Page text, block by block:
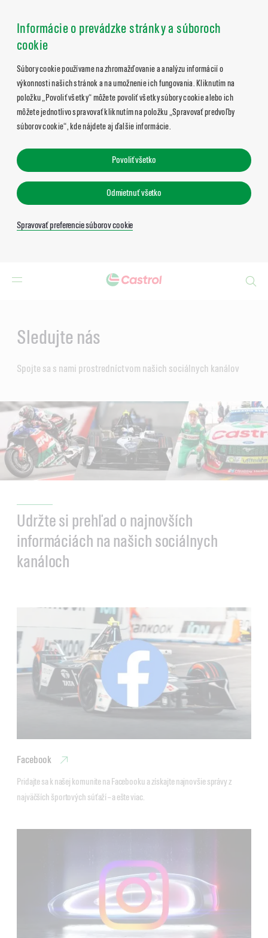
Informácie o prevádzke stránky a súboroch
cookie
Súbory cookie používame na zhromažďovanie a analýzu informácií o
výkonnosti našich stránok a na umožnenie ich fungovania. Kliknutím na
položku „Povoliť všetky“ môžete povoliť všetky súbory cookie alebo ich
môžete jednotlivo spravovať kliknutím na položku „Spravovať predvoľby
súborov cookie“, kde nájdete aj ďalšie informácie.
Povoliť všetko
Odmietnuť všetko
Spravovať preferencie súborov cookie
Sledujte nás
Spojte sa s nami prostredníctvom našich sociálnych kanálov
Udržte si prehľad o najnovších
informáciách na našich sociálnych
kanáloch
Facebook
Pridajte sa k našej komunite na Facebooku a získajte najnovšie správy z
najväčších športových súťaží – a ešte viac.